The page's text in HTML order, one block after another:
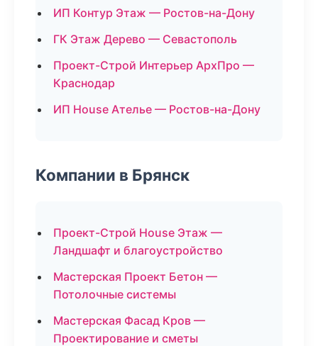
ИП Контур Этаж — Ростов-на-Дону
ГК Этаж Дерево — Севастополь
Проект-Строй Интерьер АрхПро —
Краснодар
ИП House Ателье — Ростов-на-Дону
Компании в Брянск
Проект-Строй House Этаж —
Ландшафт и благоустройство
Мастерская Проект Бетон —
Потолочные системы
Мастерская Фасад Кров —
Проектирование и сметы